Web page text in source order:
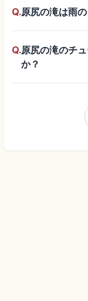
Q.原尻の滝は雨
Q.原尻の滝のチ
か？